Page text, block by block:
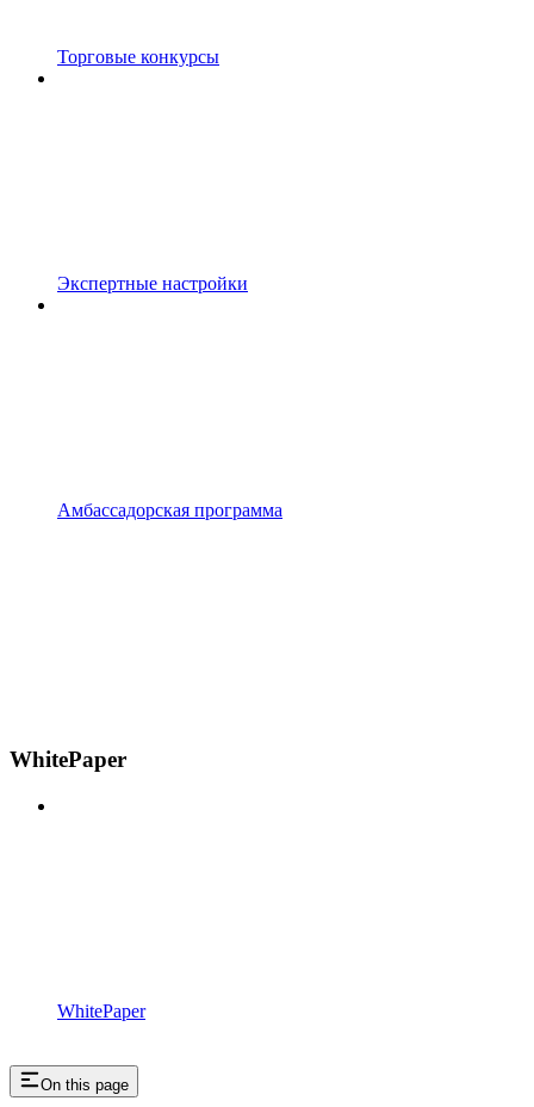
Торговые конкурсы
Экспертные настройки
Амбассадорская программа
WhitePaper
WhitePaper
On this page